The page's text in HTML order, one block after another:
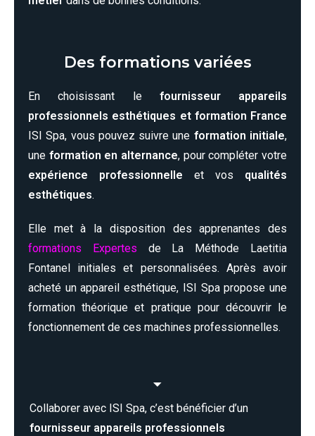
Des formations variées
En choisissant le fournisseur appareils
professionnels esthétiques et formation France
ISI Spa, vous pouvez suivre une formation initiale,
une formation en alternance, pour compléter votre
expérience professionnelle et vos qualités
esthétiques.
Elle met à la disposition des apprenantes des
formations Expertes de La Méthode Laetitia
Fontanel initiales et personnalisées. Après avoir
acheté un appareil esthétique, ISI Spa propose une
formation théorique et pratique pour découvrir le
fonctionnement de ces machines professionnelles.
Collaborer avec ISI Spa, c’est bénéficier d’un
fournisseur appareils professionnels